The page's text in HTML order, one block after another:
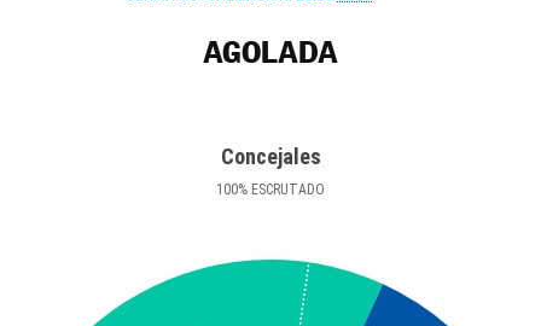
AGOLADA
Concejales
100% ESCRUTADO